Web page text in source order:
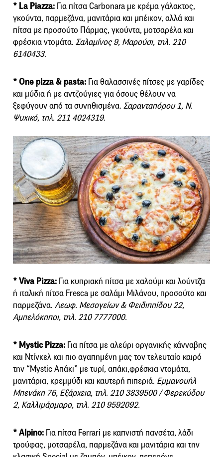
* La Piazza: Για πίτσα Carbonara με κρέμα γάλακτος,
γκούντα, παρμεζάνα, μανιτάρια και μπέικον, αλλά και
πίτσα με προσούτο Πάρμας, γκούντα, μοτσαρέλα και
φρέσκια ντομάτα. Σαλαμίνος 9, Μαρούσι, τηλ. 210
6140433.
* One pizza & pasta: Για θαλασσινές πίτσες με γαρίδες
και μύδια ή με αντζούγιες για όσους θέλουν να
ξεφύγουν από τα συνηθισμένα. Σαρανταπόρου 1, Ν.
Ψυχικό, τηλ. 211 4024319.
* Viva Pizza: Για κυπριακή πίτσα με χαλούμι και λούντζα
ή ιταλική πίτσα Fresca με σαλάμι Μιλάνου, προσούτο και
παρμεζάνα. Λεωφ. Μεσογείων & Φειδιππίδου 22,
Αμπελόκηποι, τηλ. 210 7777000.
* Mystic Pizza: Για πίτσα με αλεύρι οργανικής κάνναβης
και Ντίνκελ και πιο αγαπημένη μας τον τελευταίο καιρό
την “Mystic Απάκι” με τυρί, απάκι,φρέσκια ντομάτα,
μανιτάρια, κρεμμύδι και καυτερή πιπεριά. Εμμανουήλ
Μπενάκη 76, Εξάρχεια, τηλ. 210 3839500 / Φερεκύδου
2, Καλλιμάρμαρο, τηλ. 210 9592092.
* Alpino: Για πίτσα Ferrari με καπνιστή πανσέτα, λάδι
τρούφας, μοτσαρέλα, παρμεζάνα και μανιτάρια και την